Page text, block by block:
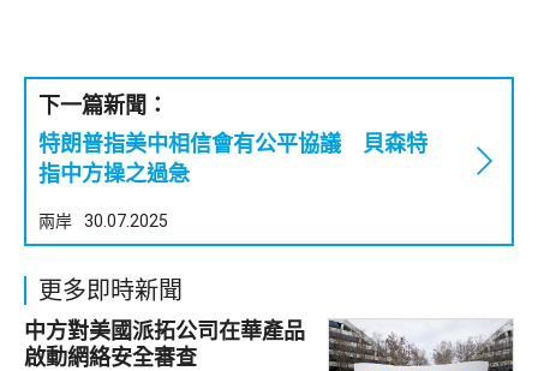
下一篇新聞：
特朗普指美中相信會有公平協議 貝森特
指中方操之過急
兩岸 30.07.2025
更多即時新聞
中方對美國派拓公司在華產品
啟動網絡安全審查